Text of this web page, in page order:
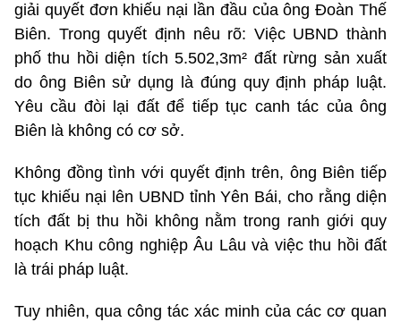
giải quyết đơn khiếu nại lần đầu của ông Đoàn Thế
Biên. Trong quyết định nêu rõ: Việc UBND thành
phố thu hồi diện tích 5.502,3m² đất rừng sản xuất
do ông Biên sử dụng là đúng quy định pháp luật.
Yêu cầu đòi lại đất để tiếp tục canh tác của ông
Biên là không có cơ sở.
Không đồng tình với quyết định trên, ông Biên tiếp
tục khiếu nại lên UBND tỉnh Yên Bái, cho rằng diện
tích đất bị thu hồi không nằm trong ranh giới quy
hoạch Khu công nghiệp Âu Lâu và việc thu hồi đất
là trái pháp luật.
Tuy nhiên, qua công tác xác minh của các cơ quan